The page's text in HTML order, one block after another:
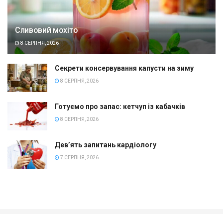
Сливовий мохіто
8 СЕРПНЯ, 2026
Секрети консервування капусти на зиму
8 СЕРПНЯ, 2026
Готуємо про запас: кетчуп із кабачків
8 СЕРПНЯ, 2026
Дев’ять запитань кардіологу
7 СЕРПНЯ, 2026